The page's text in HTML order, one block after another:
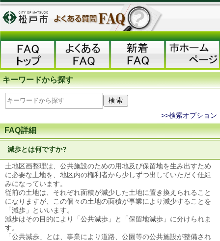
キーワードから探す
>>検索オプション
FAQ詳細
減歩とは何ですか?
土地区画整理は、公共施設のための用地及び保留地を生み出すため
に必要な土地を、地区内の権利者から少しずつ出していただく仕組
みになっています。
従前の土地は、それぞれ面積が減少した土地に置き換えられること
になりますが、この個々の土地の面積が事業により減少することを
「減歩」といいます。
減歩はその目的により「公共減歩」と「保留地減歩」に分けられま
す。
「公共減歩」とは、事業により道路、公園等の公共施設が整備され